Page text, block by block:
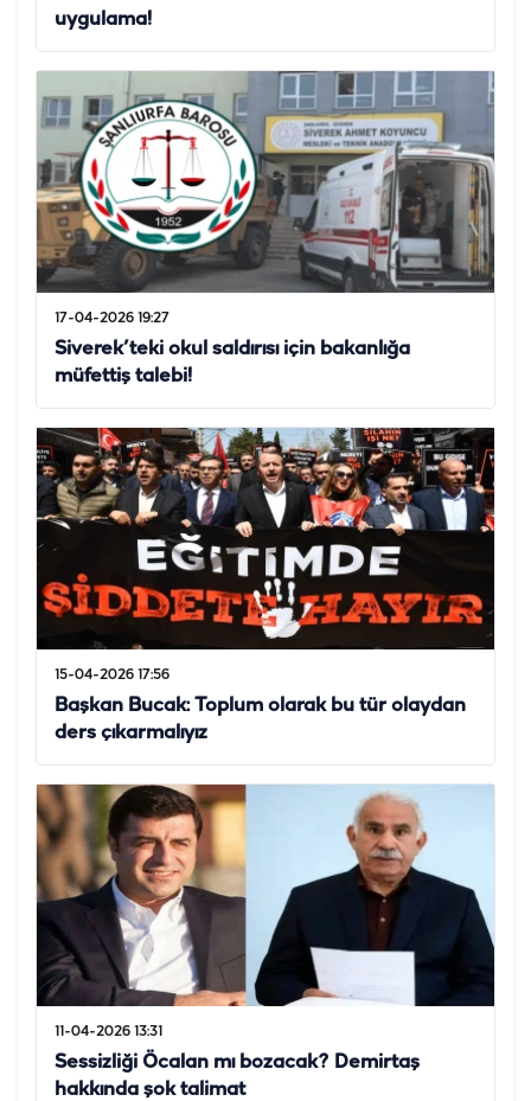
uygulama!
17-04-2026 19:27
Siverek’teki okul saldırısı için bakanlığa
müfettiş talebi!
15-04-2026 17:56
Başkan Bucak: Toplum olarak bu tür olaydan
ders çıkarmalıyız
11-04-2026 13:31
Sessizliği Öcalan mı bozacak? Demirtaş
hakkında şok talimat